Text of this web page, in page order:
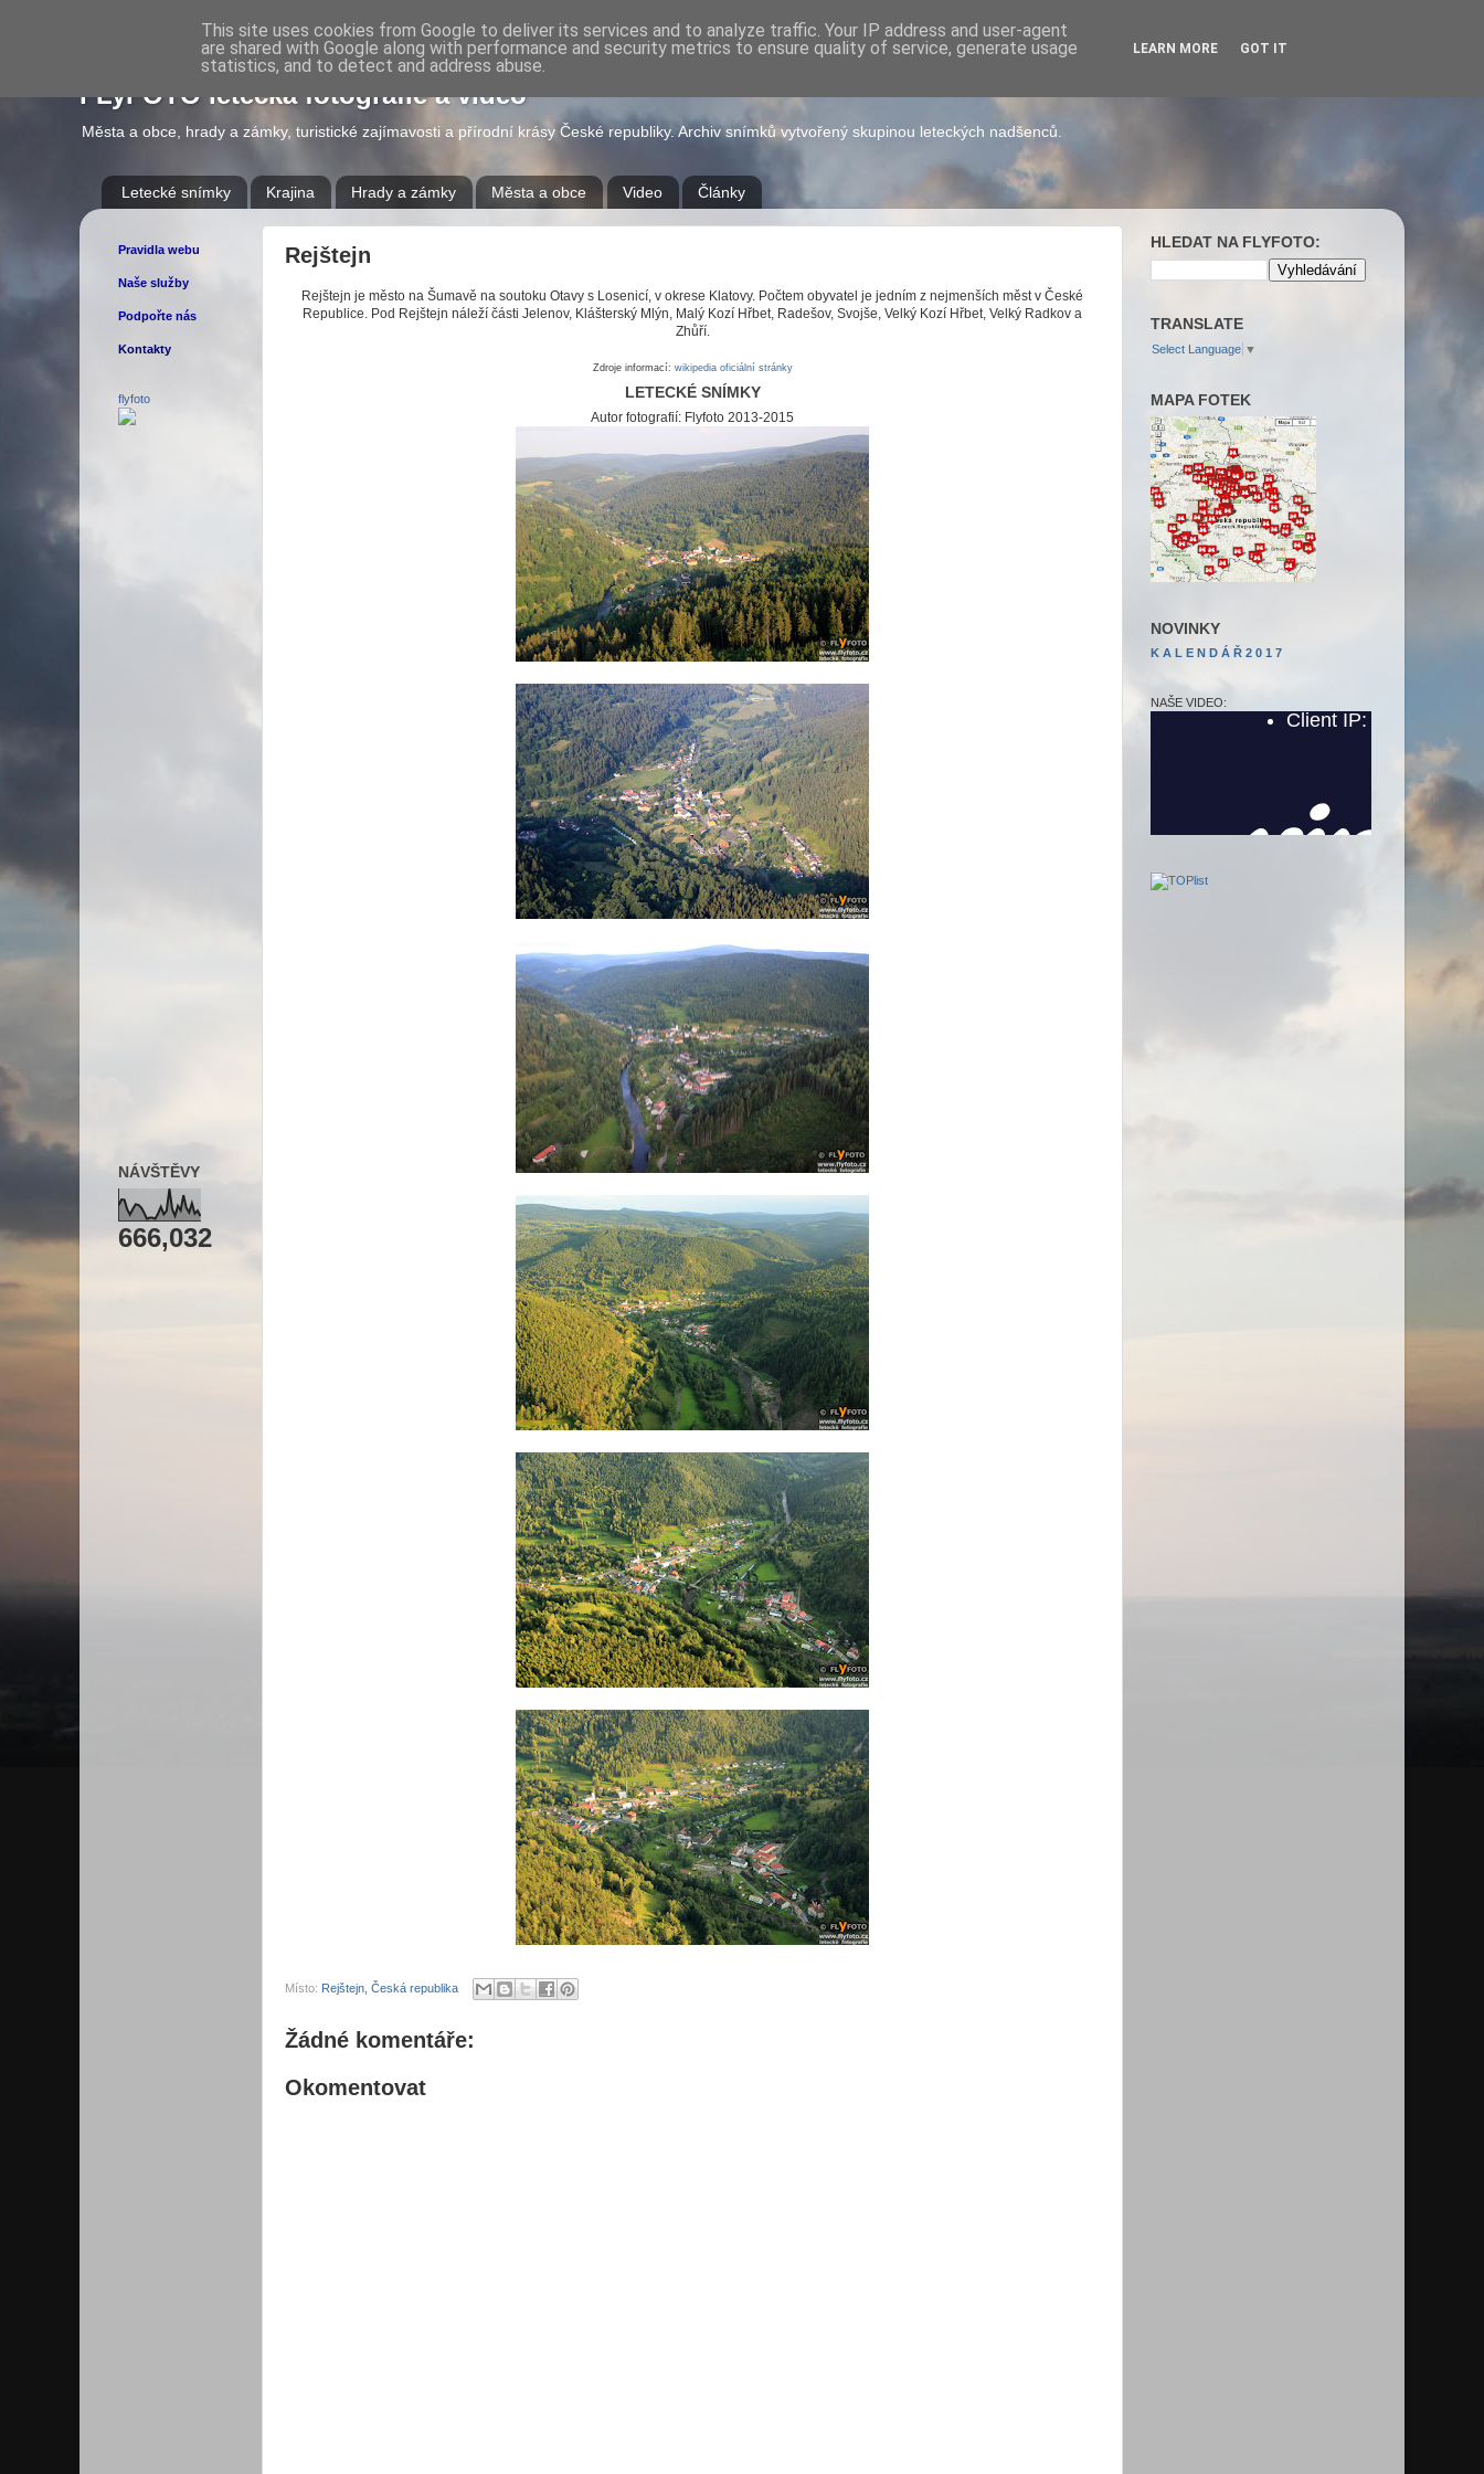
FLyFOTO letecká fotografie a video
Města a obce, hrady a zámky, turistické zajímavosti a přírodní krásy České republiky. Archiv snímků vytvořený skupinou leteckých nadšenců.
Letecké snímky Krajina Hrady a zámky Města a obce Video Články
Rejštejn
Rejštejn je město na Šumavě na soutoku Otavy s Losenicí, v okrese Klatovy. Počtem obyvatel je jedním z nejmenších měst v České
Republice. Pod Rejštejn náleží části Jelenov, Klášterský Mlýn, Malý Kozí Hřbet, Radešov, Svojše, Velký Kozí Hřbet, Velký Radkov a
Zhůří.
Zdroje informací: wikipedia oficiální stránky
LETECKÉ SNÍMKY
Autor fotografií: Flyfoto 2013-2015
Místo: Rejštejn, Česká republika
Žádné komentáře:
Okomentovat
Pravidla webu
Naše služby
Podpořte nás
Kontakty
flyfoto
NÁVŠTĚVY
666,032
HLEDAT NA FLYFOTO:
TRANSLATE
Select Language ▼
MAPA FOTEK
NOVINKY
K A L E N D Á Ř 2 0 1 7
NAŠE VIDEO:
This site uses cookies from Google to deliver its services and to analyze traffic. Your IP address and user-agent
are shared with Google along with performance and security metrics to ensure quality of service, generate usage
statistics, and to detect and address abuse.
LEARN MORE GOT IT